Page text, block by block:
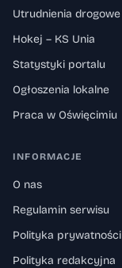
Utrudnienia drogowe
Hokej – KS Unia
Statystyki portalu
Ogłoszenia lokalne
Praca w Oświęcimiu
INFORMACJE
O nas
Regulamin serwisu
Polityka prywatności
Polityka redakcyjna